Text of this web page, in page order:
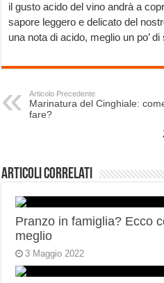
il gusto acido del vino andrà a
sapore leggero e delicato del
una nota di acido, meglio un po’
Articolo Precedente
Marinatura del Cinghiale:
fare?
Articoli correlati
Pranzo in famiglia? Ecco
meglio
3 Maggio 2022